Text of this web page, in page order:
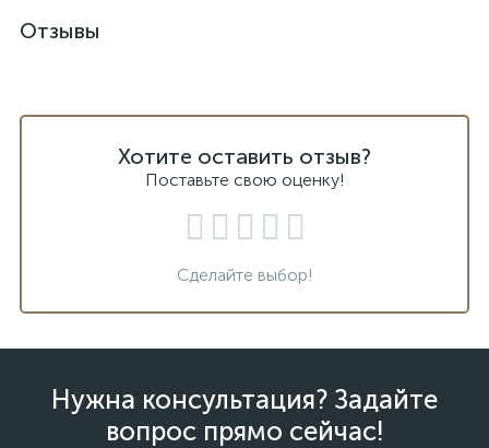
Отзывы
Хотите оставить отзыв?
Поставьте свою оценку!
Сделайте выбор!
Нужна консультация? Задайте
вопрос прямо сейчас!